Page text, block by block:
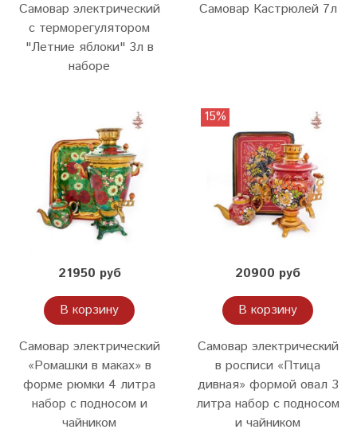
Самовар электрический
с терморегулятором
"Летние яблоки" 3л в
наборе
Самовар Кастрюлей 7л
21950 руб
В корзину
Самовар электрический
«Ромашки в маках» в
форме рюмки 4 литра
набор с подносом и
чайником
15%
20900 руб
В корзину
Самовар электрический
в росписи «Птица
дивная» формой овал 3
литра набор с подносом
и чайником